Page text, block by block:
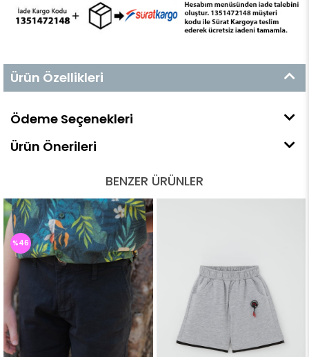
Ürün Özellikleri
Ödeme Seçenekleri
Ürün Önerileri
BENZER ÜRÜNLER
%46